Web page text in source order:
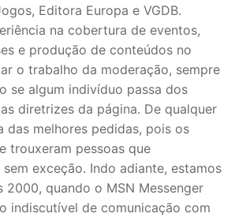
Editora Europa e VGDB.
na cobertura de eventos,
e produção de conteúdos no
o trabalho da moderação, sempre
se algum indivíduo passa dos
diretrizes da página. De qualquer
das melhores pedidas, pois os
trouxeram pessoas que
exceção. Indo adiante, estamos
2000, quando o MSN Messenger
indiscutível de comunicação com